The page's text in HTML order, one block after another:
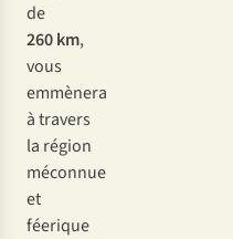
de
260 km,
vous
emmènera
à travers
la région
méconnue
et
féerique